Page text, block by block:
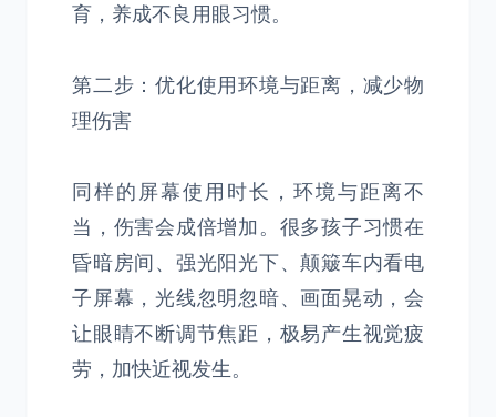
育，养成不良用眼习惯。
第二步：优化使用环境与距离，减少物
理伤害
同样的屏幕使用时长，环境与距离不
当，伤害会成倍增加。很多孩子习惯在
昏暗房间、强光阳光下、颠簸车内看电
子屏幕，光线忽明忽暗、画面晃动，会
让眼睛不断调节焦距，极易产生视觉疲
劳，加快近视发生。